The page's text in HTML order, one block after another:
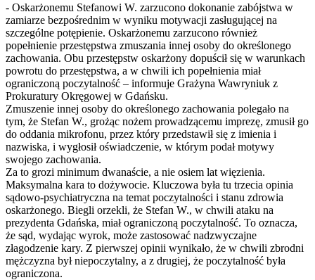
- Oskarżonemu Stefanowi W. zarzucono dokonanie zabójstwa w
zamiarze bezpośrednim w wyniku motywacji zasługującej na
szczególne potępienie. Oskarżonemu zarzucono również
popełnienie przestępstwa zmuszania innej osoby do określonego
zachowania. Obu przestępstw oskarżony dopuścił się w warunkach
powrotu do przestępstwa, a w chwili ich popełnienia miał
ograniczoną poczytalność – informuje Grażyna Wawryniuk z
Prokuratury Okręgowej w Gdańsku.
Zmuszenie innej osoby do określonego zachowania polegało na
tym, że Stefan W., grożąc nożem prowadzącemu imprezę, zmusił go
do oddania mikrofonu, przez który przedstawił się z imienia i
nazwiska, i wygłosił oświadczenie, w którym podał motywy
swojego zachowania.
Za to grozi minimum dwanaście, a nie osiem lat więzienia.
Maksymalna kara to dożywocie. Kluczowa była tu trzecia opinia
sądowo-psychiatryczna na temat poczytalności i stanu zdrowia
oskarżonego. Biegli orzekli, że Stefan W., w chwili ataku na
prezydenta Gdańska, miał ograniczoną poczytalność. To oznacza,
że sąd, wydając wyrok, może zastosować nadzwyczajne
złagodzenie kary. Z pierwszej opinii wynikało, że w chwili zbrodni
mężczyzna był niepoczytalny, a z drugiej, że poczytalność była
ograniczona.